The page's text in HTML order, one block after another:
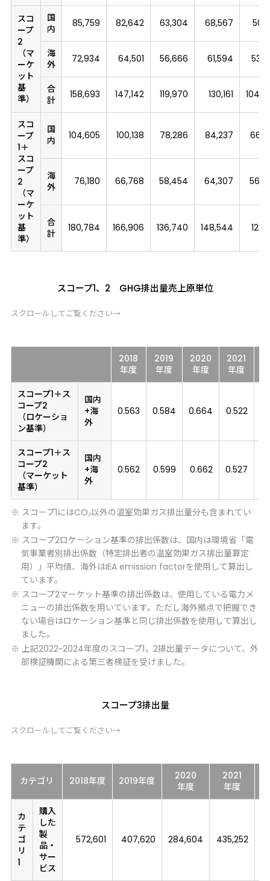
スコ
ープ
2
（マ
ーケ
ット
基
準）
国
内
85,759 82,642 63,304 68,567
海
外
72,934 64,501 56,666 61,594
合
計
158,693 147,142 119,970 130,161
スコ
ープ
1＋
スコ
ープ
2
（マ
ーケ
ット
基
準）
国
内
104,605 100,138 78,286 84,237
海
外
76,180 66,768 58,454 64,307
合
計
180,784 166,906 136,740 148,544
スコープ1、2 GHG排出量売上原単位
スクロールしてご覧ください→
2018
年度
2019
年度
2020
年度
2021
年度
スコープ1＋ス
コープ2
（ロケーショ
ン基準）
国内
+海
外
0.563 0.584 0.664 0.522
スコープ1＋ス
コープ2
（マーケット
基準）
国内
+海
外
0.562 0.599 0.662 0.527
※ スコープ1にはCO₂以外の温室効果ガス排出量分も含まれてい
ます。
※ スコープ2ロケーション基準の排出係数は、国内は環境省「電
気事業者別排出係数（特定排出者の温室効果ガス排出量算定
用）」平均値、海外はIEA emission factorを使用して算出し
ています。
※ スコープ2マーケット基準の排出係数は、使用している電力メ
ニューの排出係数を用いています。ただし海外拠点で把握でき
ない場合はロケーション基準と同じ排出係数を使用して算出し
ました。
※ 上記2022~2024年度のスコープ1，2排出量データについて、外
部検証機関による第三者検証を受けました。
スコープ3排出量
スクロールしてご覧ください→
カテゴリ 2018年度 2019年度
2020
年度
2021
年度
カ
テ
ゴ
リ
1
購入
した
製
品・
サー
ビス
572,601 407,620 284,604 435,252